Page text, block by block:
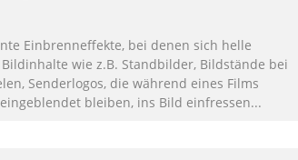
Einbrenneffekte, bei denen sich helle
wie z.B. Standbilder, Bildstände bei
Senderlogos, die während eines Films
bleiben, ins Bild einfressen...